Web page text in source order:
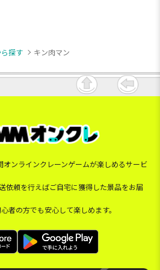
探す キン肉マン
オンラインクレーンゲームが楽しめるサービ
依頼を行えばご自宅に獲得した景品をお届
者の方でも安心して楽しめます。